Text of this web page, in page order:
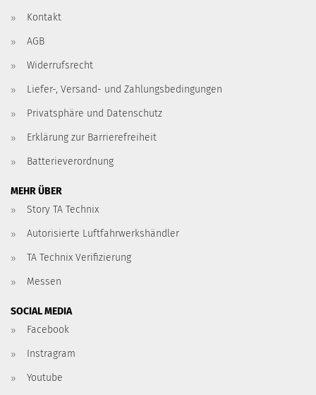
Kontakt
AGB
Widerrufsrecht
Liefer-, Versand- und Zahlungsbedingungen
Privatsphäre und Datenschutz
Erklärung zur Barrierefreiheit
Batterieverordnung
MEHR ÜBER
Story TA Technix
Autorisierte Luftfahrwerkshändler
TA Technix Verifizierung
Messen
SOCIAL MEDIA
Facebook
Instragram
Youtube